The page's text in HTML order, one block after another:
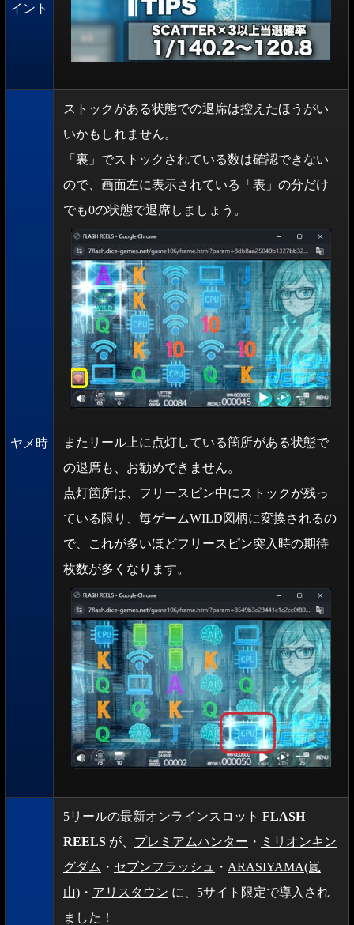
イント
ヤメ時
ストックがある状態での退席は控えたほうがい
いかもしれません。
「裏」でストックされている数は確認できない
ので、画面左に表示されている「表」の分だけ
でも0の状態で退席しましょう。
またリール上に点灯している箇所がある状態で
の退席も、お勧めできません。
点灯箇所は、フリースピン中にストックが残っ
ている限り、毎ゲームWILD図柄に変換されるの
で、これが多いほどフリースピン突入時の期待
枚数が多くなります。
5リールの最新オンラインスロット FLASH
REELS が、 プレミアムハンター ・ ミリオンキン
グダム ・ セブンフラッシュ ・ ARASIYAMA(嵐
山) ・ アリスタウン に、5サイト限定で導入され
ました！